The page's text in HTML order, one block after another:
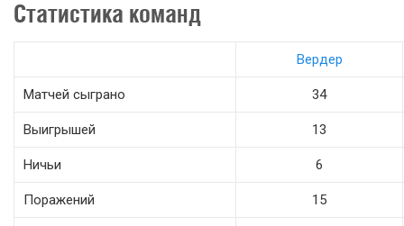
Статистика команд
Вердер
Матчей сыграно 34
Выигрышей 13
Ничьи 6
Поражений 15